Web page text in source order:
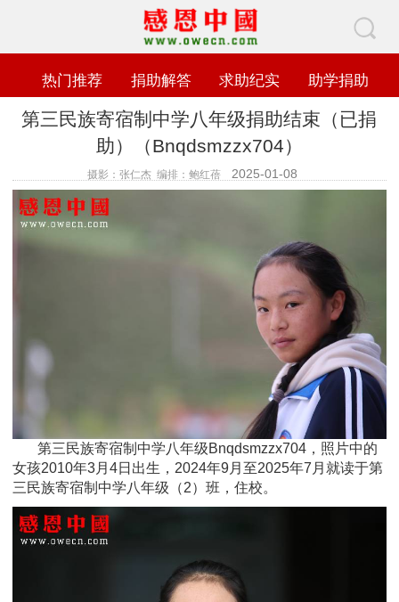
热门推荐 捐助解答 求助纪实 助学捐助
第三民族寄宿制中学八年级捐助结束（已捐
助）（Bnqdsmzzx704）
摄影：张仁杰 编排：鲍红蓓 2025-01-08
查看数
第三民族寄宿制中学八年级Bnqdsmzzx704，照片中的
女孩2010年3月4日 出生， 2024年9月至2025年7月就读于第
三民族寄宿制中学八年级 （2）班 ，住校。